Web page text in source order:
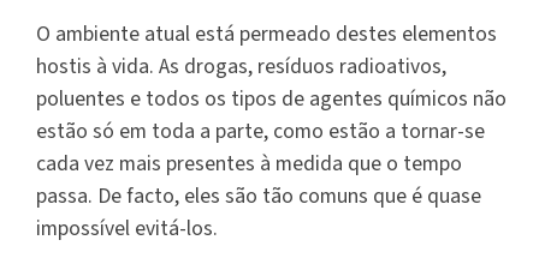
O ambiente atual está permeado destes elementos
hostis à vida. As drogas, resíduos radioativos,
poluentes e todos os tipos de agentes químicos não
estão só em toda a parte, como estão a tornar-se
cada vez mais presentes à medida que o tempo
passa. De facto, eles são tão comuns que é quase
impossível evitá-los.